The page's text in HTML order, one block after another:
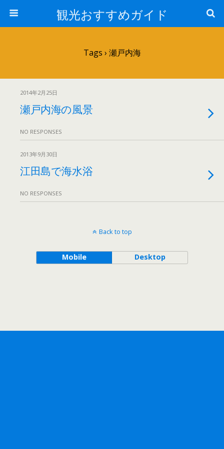
観光おすすめガイド
Tags › 瀬戸内海
2014年2月25日
瀬戸内海の風景
NO RESPONSES
2013年9月30日
江田島で海水浴
NO RESPONSES
Back to top
Mobile Desktop